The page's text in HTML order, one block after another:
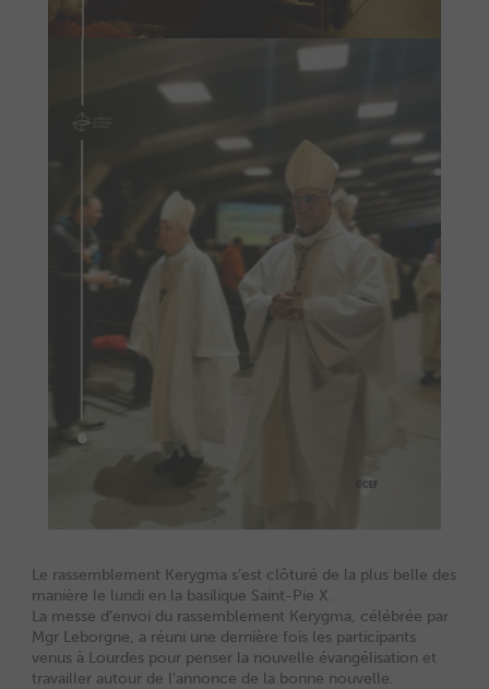
Le rassemblement Kerygma s’est clôturé de la plus belle des
manière le lundi en la basilique Saint-Pie X.
La messe d’envoi du rassemblement Kerygma, célébrée par
Mgr Leborgne, a réuni une dernière fois les participants
venus à Lourdes pour penser la nouvelle évangélisation et
travailler autour de l’annonce de la bonne nouvelle.